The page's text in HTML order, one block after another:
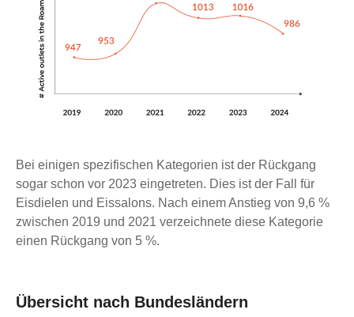
Bei einigen spezifischen Kategorien ist der Rückgang
sogar schon vor 2023 eingetreten. Dies ist der Fall für
Eisdielen und Eissalons. Nach einem Anstieg von 9,6 %
zwischen 2019 und 2021 verzeichnete diese Kategorie
einen Rückgang von 5 %.
Übersicht nach Bundesländern